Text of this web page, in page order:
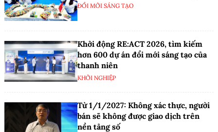
ĐỔI MỚI SÁNG TẠO
Khởi động RE:ACT 2026, tìm kiếm
hơn 600 dự án đổi mới sáng tạo của
thanh niên
KHỞI NGHIỆP
Từ 1/1/2027: Không xác thực, người
bán sẽ không được giao dịch trên
nền tảng số